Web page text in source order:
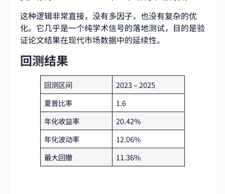
这种逻辑非常直接，没有多因子，也没有复杂的优
化。它几乎是一个纯学术信号的落地测试，目的是验
证论文结果在现代市场数据中的延续性。
回测结果
回测区间
2023 – 2025
夏普比率
1.6
年化收益率
20.42%
年化波动率
12.06%
最大回撤
11.36%